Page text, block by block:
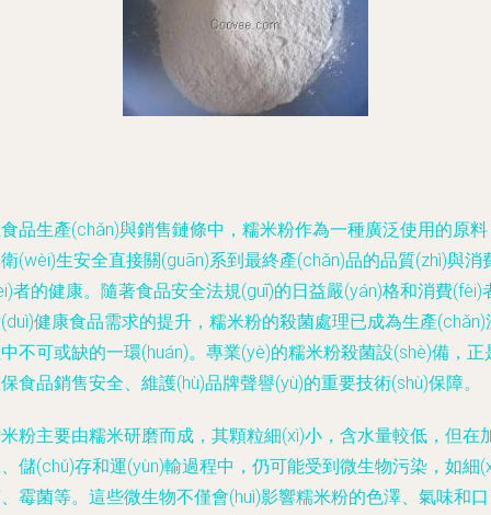
品生產(chǎn)與銷售鏈條中，糯米粉作為一種廣泛使用的原
(wèi)生安全直接關(guān)系到最終產(chǎn)品的品質(zhì)與消
者的健康。隨著食品安全法規(guī)的日益嚴(yán)格和消費(fèi)
健康食品需求的提升，糯米粉的殺菌處理已成為生產(chǎn)
不可或缺的一環(huán)。專業(yè)的糯米粉殺菌設(shè)備，正
食品銷售安全、維護(hù)品牌聲譽(yù)的重要技術(shù)保障。
粉主要由糯米研磨而成，其顆粒細(xì)小，含水量較低，但在
儲(chǔ)存和運(yùn)輸過程中，仍可能受到微生物污染，如細
霉菌等。這些微生物不僅會(huì)影響糯米粉的色澤、氣味和口